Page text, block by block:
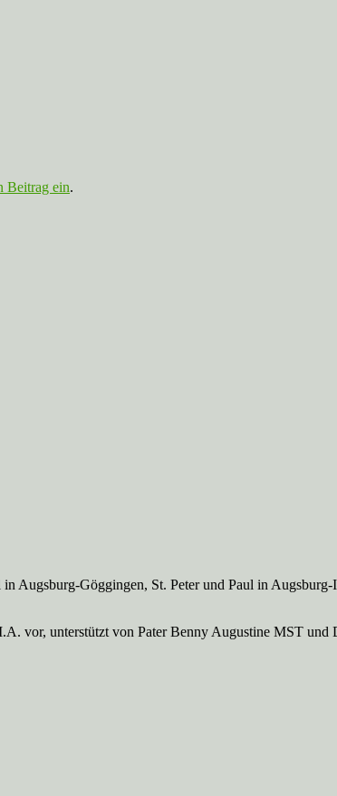
Beitrag ein.
Augsburg-Göggingen, St. Peter und Paul in Augsburg-
vor, unterstützt von Pater Benny Augustine MST